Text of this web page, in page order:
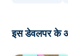
इस डेवलपर के